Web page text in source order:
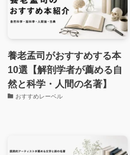
養老孟司がおすすめする本
10選【解剖学者が薦める自
然と科学・人間の名著】
おすすめレーベル